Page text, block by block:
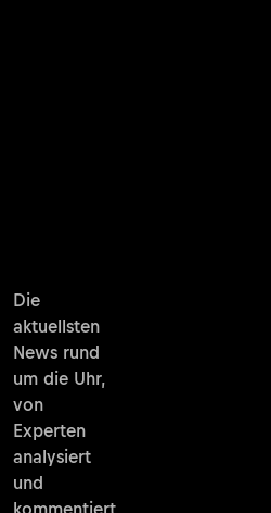
Die
aktuellsten
News rund
um die Uhr,
von
Experten
analysiert
und
kommentiert